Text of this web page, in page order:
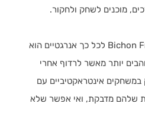
מוכנים לשחק ולחקור.
אחד הדברים שהופכים את Bichon Frises לכל כך אנרגטיים הוא
יותר מאשר לרדוף אחרי
במשחקים אינטראקטיביים עם
שלהם מדבקת, ואי אפשר שלא